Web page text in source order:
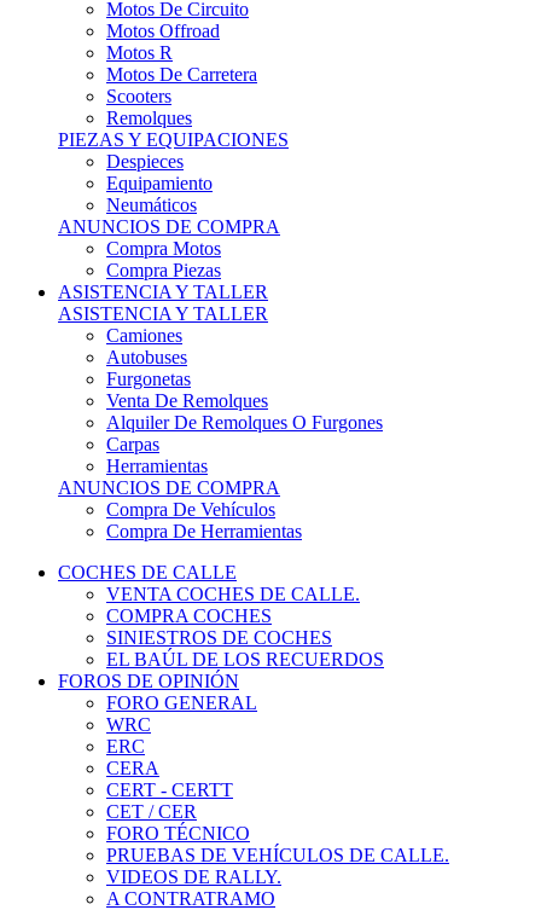
Motos R
Motos De Carretera
Scooters
Remolques
PIEZAS Y EQUIPACIONES
Despieces
Equipamiento
Neumáticos
ANUNCIOS DE COMPRA
Compra Motos
Compra Piezas
ASISTENCIA Y TALLER
ASISTENCIA Y TALLER
Camiones
Autobuses
Furgonetas
Venta De Remolques
Alquiler De Remolques O Furgones
Carpas
Herramientas
ANUNCIOS DE COMPRA
Compra De Vehículos
Compra De Herramientas
COCHES DE CALLE
VENTA COCHES DE CALLE.
COMPRA COCHES
SINIESTROS DE COCHES
EL BAÚL DE LOS RECUERDOS
FOROS DE OPINIÓN
FORO GENERAL
WRC
ERC
CERA
CERT - CERTT
CET / CER
FORO TÉCNICO
PRUEBAS DE VEHÍCULOS DE CALLE.
VIDEOS DE RALLY.
A CONTRATRAMO
TIENDA ONLINE